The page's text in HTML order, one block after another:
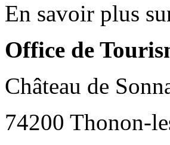
En savoir plus
Office de
Château de
74200 Thonon-